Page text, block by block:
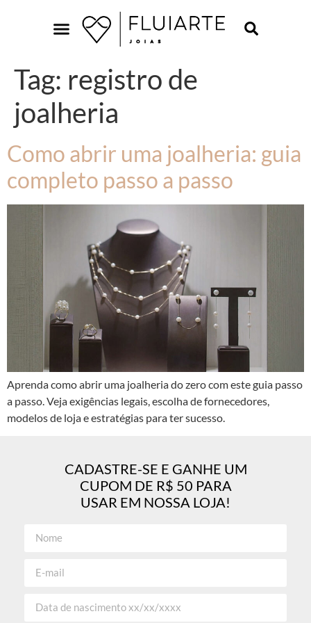
Tag: registro de
joalheria
Como abrir uma joalheria: guia
completo passo a passo
Aprenda como abrir uma joalheria do zero com este guia passo
a passo. Veja exigências legais, escolha de fornecedores,
modelos de loja e estratégias para ter sucesso.
CADASTRE-SE E GANHE UM
CUPOM DE R$ 50 PARA
USAR EM NOSSA LOJA!